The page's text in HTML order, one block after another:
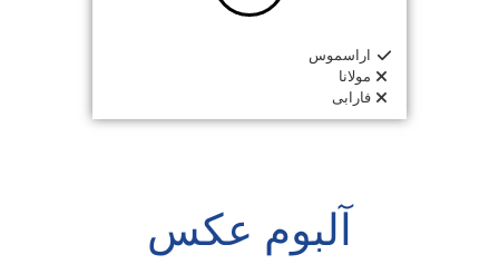
اراسموس
مولانا
فارابی
آلبوم عکس